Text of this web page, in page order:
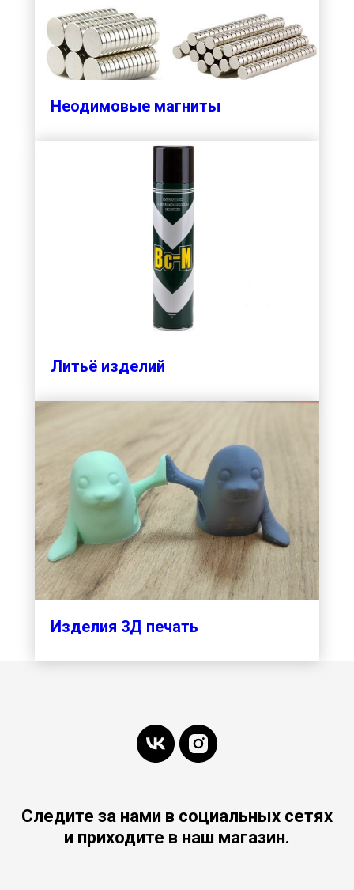
Неодимовые магниты
Литьё изделий
Изделия 3Д печать
Следите за нами в социальных сетях
и приходите в наш магазин.